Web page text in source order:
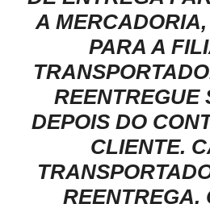
A
PARA A
REENTREGUE
DEPOIS DO
CLIENTE.
REENTREGA,